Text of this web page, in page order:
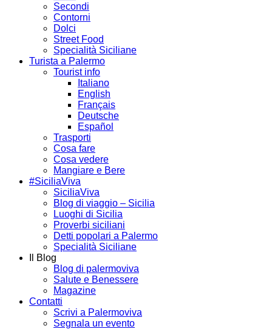
Secondi
Contorni
Dolci
Street Food
Specialità Siciliane
Turista a Palermo
Tourist info
Italiano
English
Français
Deutsche
Español
Trasporti
Cosa fare
Cosa vedere
Mangiare e Bere
#SiciliaViva
SiciliaViva
Blog di viaggio – Sicilia
Luoghi di Sicilia
Proverbi siciliani
Detti popolari a Palermo
Specialità Siciliane
Il Blog
Blog di palermoviva
Salute e Benessere
Magazine
Contatti
Scrivi a Palermoviva
Segnala un evento